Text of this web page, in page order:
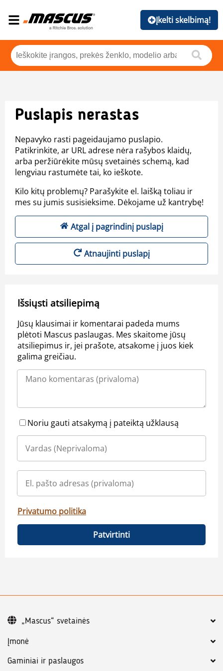
Įkelti skelbimą!
Puslapis nerastas
Nepavyko rasti pageidaujamo puslapio.
Patikrinkite, ar URL adrese nėra rašybos klaidų,
arba peržiūrėkite mūsų svetainės schemą, kad
lengviau rastumėte tai, ko ieškote.
Kilo kitų problemų? Parašykite el. laišką toliau ir
mes su jumis susisieksime. Dėkojame už kantrybę!
Atgal į pagrindinį puslapį
Atnaujinti puslapį
Išsiųsti atsiliepimą
Jūsų klausimai ir komentarai padeda mums
plėtoti Mascus paslaugas. Mes skaitome jūsų
atsiliepimus ir, jei prašote, atsakome į juos kiek
galima greičiau.
Noriu gauti atsakymą į pateiktą užklausą
Privatumo politika
Patvirtinti
Įmonė
Gaminiai ir paslaugos
„Mascus“ svetainės